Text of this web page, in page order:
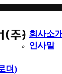
회사소개
인사말
더)